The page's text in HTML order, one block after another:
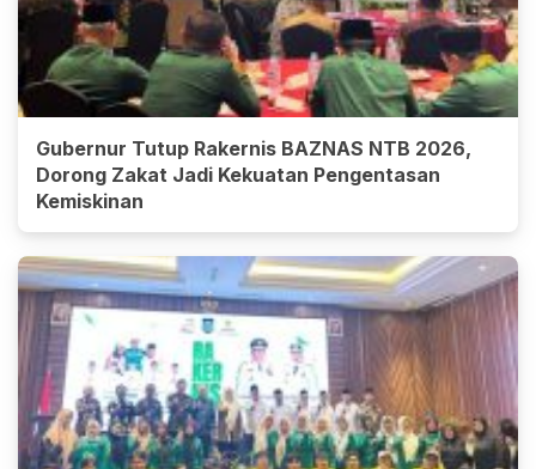
Gubernur Tutup Rakernis BAZNAS NTB 2026,
Dorong Zakat Jadi Kekuatan Pengentasan
Kemiskinan